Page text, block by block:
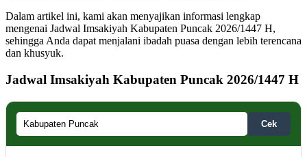
Dalam artikel ini, kami akan menyajikan informasi lengkap
mengenai Jadwal Imsakiyah Kabupaten Puncak 2026/1447 H,
sehingga Anda dapat menjalani ibadah puasa dengan lebih terencana
dan khusyuk.
Jadwal Imsakiyah Kabupaten Puncak 2026/1447 H
Cek